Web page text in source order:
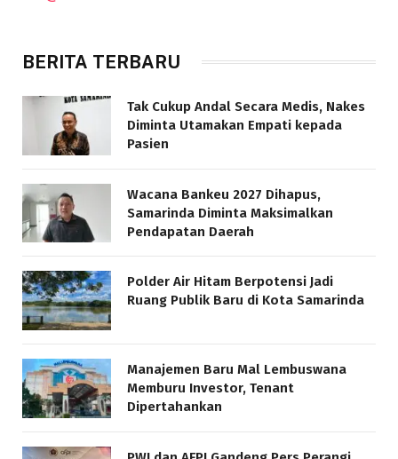
BERITA TERBARU
Tak Cukup Andal Secara Medis, Nakes
Diminta Utamakan Empati kepada
Pasien
Wacana Bankeu 2027 Dihapus,
Samarinda Diminta Maksimalkan
Pendapatan Daerah
Polder Air Hitam Berpotensi Jadi
Ruang Publik Baru di Kota Samarinda
Manajemen Baru Mal Lembuswana
Memburu Investor, Tenant
Dipertahankan